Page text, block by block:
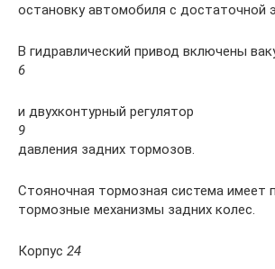
остановку автомобиля с достаточной
В гидравлический привод включены
6
и двухконтурный регулятор
9
давления задних тормозов.
Стояночная тормозная система имеет
тормозные механизмы задних колес.
Корпус 24